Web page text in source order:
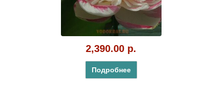
2,390.00 р.
Подробнее